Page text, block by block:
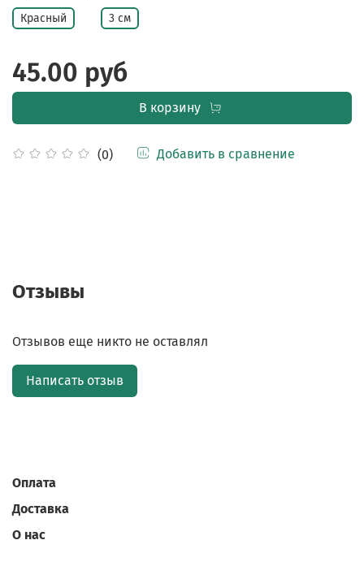
(0) Добавить в сравнение
Красный 3 см
45.00 руб
В корзину
Отзывы
Отзывов еще никто не оставлял
Написать отзыв
Оплата
Доставка
О нас